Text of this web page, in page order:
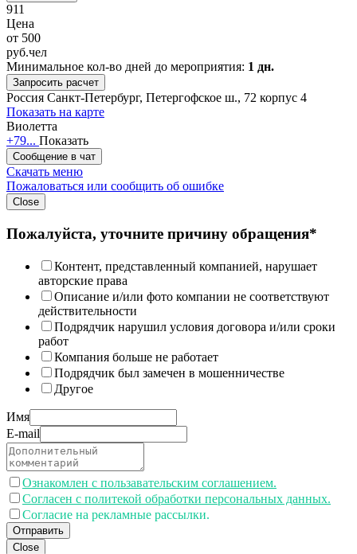
911
Цена
от 500
руб.чел
Минимальное кол-во дней до мероприятия: 1 дн.
Запросить расчет
Россия Санкт-Петербург, Петергофское ш., 72 корпус 4
Показать на карте
Виолетта
+79... Показать
Сообщение в чат
Скачать меню
Пожаловаться или сообщить об ошибке
Close
Пожалуйста, уточните причину обращения*
Контент, представленный компанией, нарушает
авторские права
Описание и/или фото компании не соответствуют
действительности
Подрядчик нарушил условия договора и/или сроки
работ
Компания больше не работает
Подрядчик был замечен в мошенничестве
Другое
Имя
E-mail
Ознакомлен с пользавательским соглашением.
Согласен с политекой обработки персональных данных.
Согласие на рекламные рассылки.
Отправить
Close